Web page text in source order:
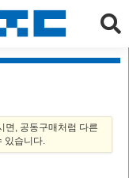
면, 공동구매처럼 다른
있습니다.